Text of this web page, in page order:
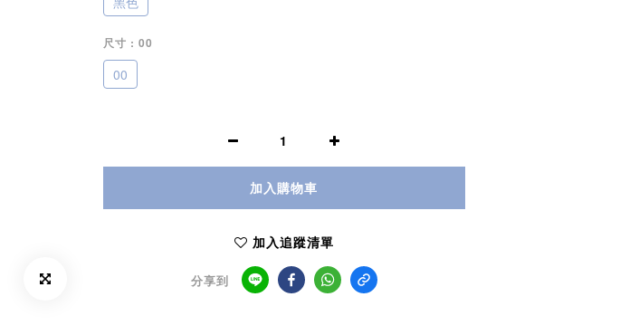
尺寸 : 00
00
加入購物車
加入追蹤清單
分享到